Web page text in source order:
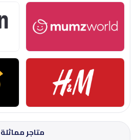
متاجر مماثلة